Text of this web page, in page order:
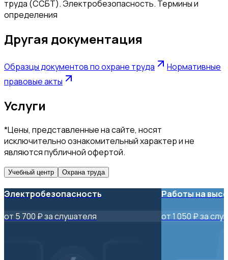
труда (ССБТ). Электробезопасность. Термины и
определения
Другая документация
Образцы документов по охране труда
Нормативные
правовые акты
Услуги
*Цены, представленные на сайте, носят
исключительно ознакомительный характер и не
являются публичной офертой.
Учебный центр Охрана труда
Электробезопасность
от 5 700 ₽ за слушателя
Работы на
от 1 050 ₽ за